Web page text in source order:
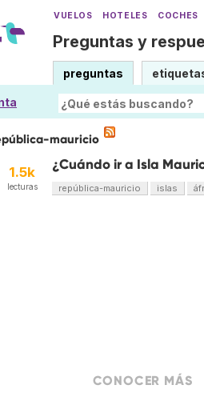
VUELOS HOTELES COCHES
Preguntas y
preguntas
mauricio
1.5k
lecturas
¿Cuándo ir a Isla
república-mauricio islas
CONOCER MÁS